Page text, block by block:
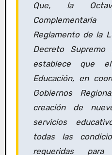
Que, la
Reglamento de la
Decreto Supremo
establece que
Educación, en
Gobiernos
creación de
servicios
todas las
requeridas